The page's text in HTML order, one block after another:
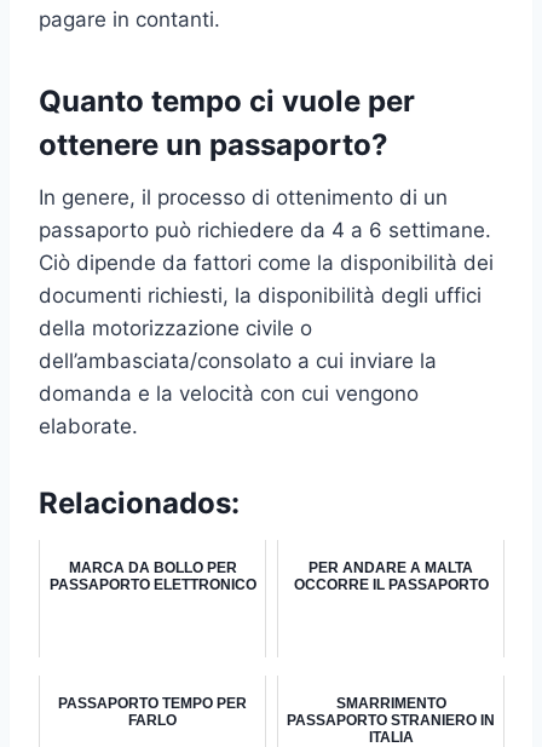
pagare in contanti.
Quanto tempo ci vuole per
ottenere un passaporto?
In genere, il processo di ottenimento di un
passaporto può richiedere da 4 a 6 settimane.
Ciò dipende da fattori come la disponibilità dei
documenti richiesti, la disponibilità degli uffici
della motorizzazione civile o
dell’ambasciata/consolato a cui inviare la
domanda e la velocità con cui vengono
elaborate.
Relacionados:
MARCA DA BOLLO PER
PASSAPORTO ELETTRONICO
PER ANDARE A MALTA
OCCORRE IL PASSAPORTO
PASSAPORTO TEMPO PER
FARLO
SMARRIMENTO
PASSAPORTO STRANIERO IN
ITALIA